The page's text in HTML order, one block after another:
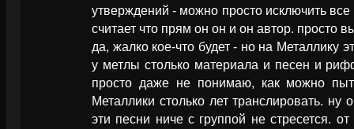
утверждений - можно просто исключить все
считает что прям он он и он автор. просто
да, жалко кое-что будет - но на Металлику
у метлы столько материала и песен и
просто даже не понимаю, как можно
Металлики столько лет транслировать.
эти песни ниче с группой не стресется.